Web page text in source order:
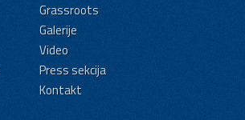
Grassroots
Galerije
Video
Press sekcija
Kontakt